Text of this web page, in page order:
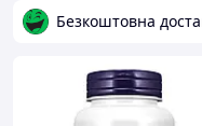
Безкоштовна